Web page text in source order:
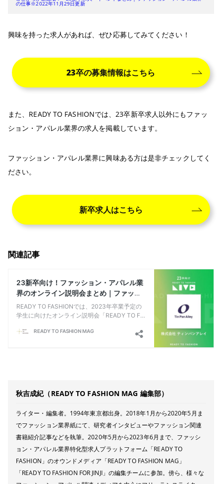
の仕事※2022年11月29日更新
興味を持った求人があれば、ぜひ応募してみてください！
23卒の募集情報はこちら
また、READY TO FASHIONでは、23卒新卒求人以外にもファッ
ション・アパレル業界の求人を掲載しています。
ファッション・アパレル業界に興味ある方は是非チェックしてく
ださい。
新卒求人はこちら
関連記事
秋吉成紀（READY TO FASHION MAG 編集部）
ライター・編集者。1994年東京都出身。2018年1月から2020年5月ま
でファッション業界紙にて、研究者インタビューやファッション関連
書籍紹介記事などを執筆。2020年5月から2023年6月まで、ファッシ
ョン・アパレル業界特化型求人プラットフォーム「READY TO
FASHION」のオウンドメディア「READY TO FASHION MAG」
「READY TO FASHION FOR JINJI」の編集チームに参加。傍ら、様々な